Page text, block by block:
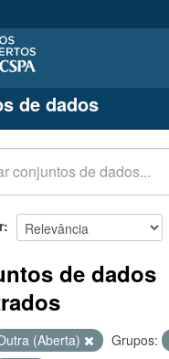
de dados
de dados
de dados
(Aberta) Grupos: